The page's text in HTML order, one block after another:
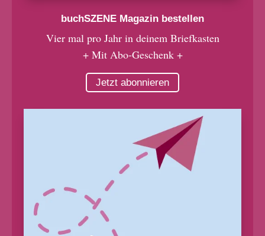
buchSZENE Magazin bestellen
Vier mal pro Jahr in deinem Briefkasten
+ Mit Abo-Geschenk +
Jetzt abonnieren